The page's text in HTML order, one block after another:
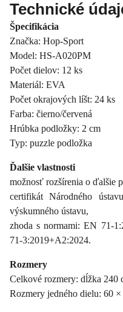
Technické
Špecifikácia
Značka: Hop-Sport
Model: HS-A020PM
Počet dielov: 12 ks
Materiál: EVA
Počet okrajových líšt: 24 ks
Farba: čierno/červená
Hrúbka podložky: 2 cm
Typ: puzzle podložka
Ďalšie vlastnosti
možnosť rozšírenia o ďalšie
certifikát Národného
výskumného ústavu,
zhoda s normami: EN 71-
71-3:2019+A2:2024.
Rozmery
Celkové rozmery: dĺžka 240
Rozmery jedného dielu: 60